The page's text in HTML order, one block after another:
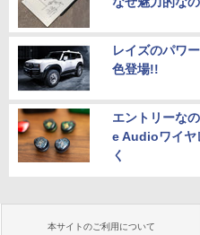
レイズのパワ
色登場!!
エントリーな
e Audioワイヤ
く
本サイトのご利用について